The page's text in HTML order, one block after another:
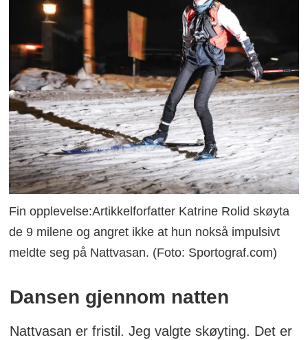
Fin opplevelse:Artikkelforfatter Katrine Rolid skøyta
de 9 milene og angret ikke at hun nokså impulsivt
meldte seg på Nattvasan. (Foto: Sportograf.com)
Dansen gjennom natten
Nattvasan er fristil. Jeg valgte skøyting. Det er